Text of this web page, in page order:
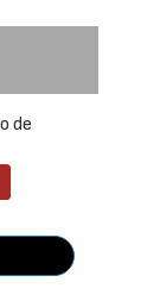
de